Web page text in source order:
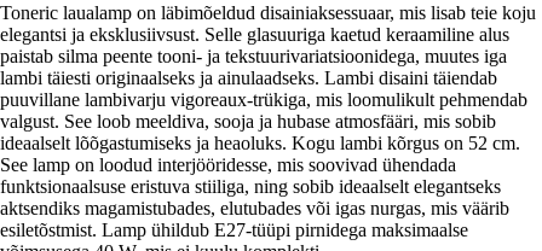
Toneric laualamp on läbimõeldud disainiaksessuaar, mis lisab teie koju
elegantsi ja eksklusiivsust. Selle glasuuriga kaetud keraamiline alus
paistab silma peente tooni- ja tekstuurivariatsioonidega, muutes iga
lambi täiesti originaalseks ja ainulaadseks. Lambi disaini täiendab
puuvillane lambivarju vigoreaux-trükiga, mis loomulikult pehmendab
valgust. See loob meeldiva, sooja ja hubase atmosfääri, mis sobib
ideaalselt lõõgastumiseks ja heaoluks. Kogu lambi kõrgus on 52 cm.
See lamp on loodud interjööridesse, mis soovivad ühendada
funktsionaalsuse eristuva stiiliga, ning sobib ideaalselt elegantseks
aktsendiks magamistubades, elutubades või igas nurgas, mis väärib
esiletõstmist. Lamp ühildub E27-tüüpi pirnidega maksimaalse